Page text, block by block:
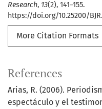
Research, 13(2), 141–155.
https://doi.org/10.25200/
More Citation Formats
References
Arias, R. (2006).
espectáculo y el